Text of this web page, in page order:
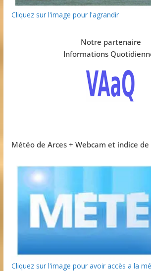
Cliquez sur l'image pour l'agrandir
Notre partenaire
Informations
Météo de Arces + Webcam et indice
Cliquez sur l'image pour avoir accès a la